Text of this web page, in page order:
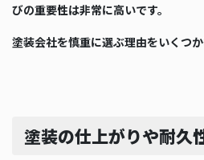
びの重要性は非常に高いです。
塗装会社を慎重に選ぶ理由をいくつか
塗装の仕上がりや耐久